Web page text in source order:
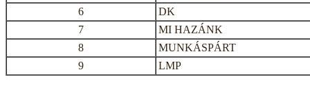
6
DK
7
MI HAZÁNK
8
MUNKÁSPÁRT
9
LMP